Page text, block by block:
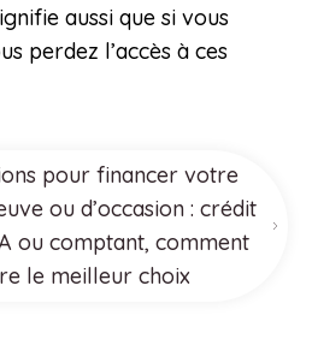
aussi que si vous
perdez l’accès à ces
pour financer votre
ou d’occasion : crédit
ou comptant, comment
le meilleur choix